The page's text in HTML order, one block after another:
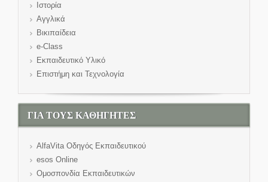
Ιστορία
Αγγλικά
Βικιπαίδεια
e-Class
Εκπαιδευτικό Υλικό
Επιστήμη και Τεχνολογία
ΓΙΑ ΤΟΥΣ ΚΑΘΗΓΗΤΕΣ
AlfaVita Οδηγός Εκπαιδευτικού
esos Online
Ομοσπονδία Εκπαιδευτικών